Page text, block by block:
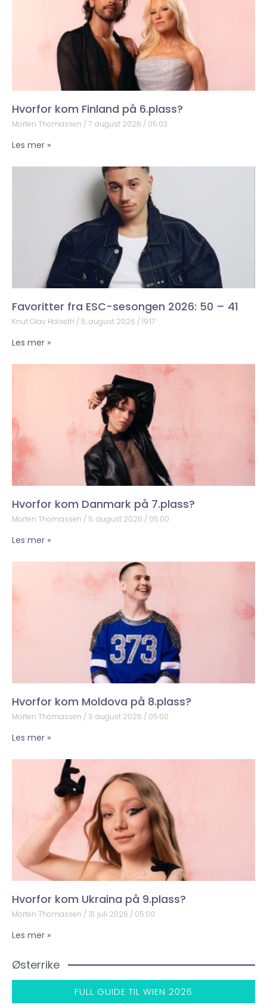
Hvorfor kom Finland på 6.plass?
Morten Thomassen 7. august 2026 05:03
Les mer »
Favoritter fra ESC-sesongen 2026: 50 – 41
Knut Olav Halseth 5. august 2026 19:17
Les mer »
Hvorfor kom Danmark på 7.plass?
Morten Thomassen 5. august 2026 05:00
Les mer »
Hvorfor kom Moldova på 8.plass?
Morten Thomassen 3. august 2026 05:00
Les mer »
Hvorfor kom Ukraina på 9.plass?
Morten Thomassen 31. juli 2026 05:00
Les mer »
Østerrike
FULL GUIDE TIL WIEN 2026